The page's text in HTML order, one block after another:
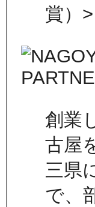
賞）>
創業
古屋
三県
で、